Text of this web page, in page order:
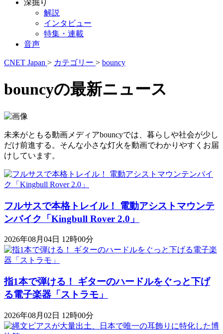
深掘り
解説
インタビュー
特集・連載
音声
CNET Japan > カテゴリー > bouncy
bouncyの最新ニュース
未来がともる動画メディアbouncyでは、暮らしや社会が少し
だけ前進する。そんな小さな灯火を動画でわかりやすくお届
けしています。
フルサスで本格トレイル！ 電動アシストマウンテ
ンバイク「Kingbull Rover 2.0」
2026年08月04日 12時00分
指1本で弾ける！ ギターのハードルをぐっと下げ
る電子楽器「ストラモ」
2026年08月02日 12時00分